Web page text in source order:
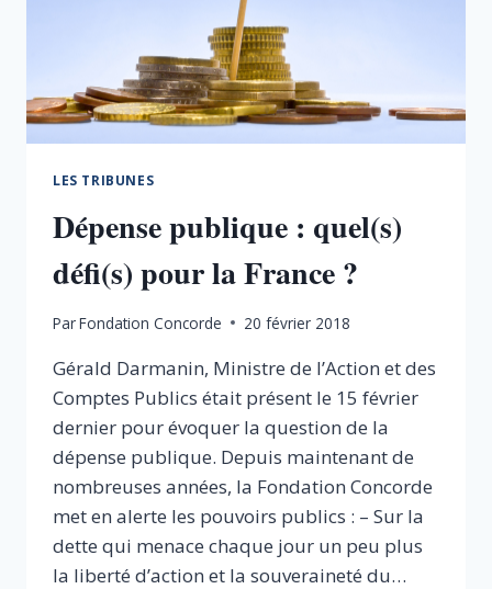
PACTE.
LES TRIBUNES
Dépense publique : quel(s)
défi(s) pour la France ?
ParFondation Concorde 20 février 2018
Gérald Darmanin, Ministre de l’Action et des
Comptes Publics était présent le 15 février
dernier pour évoquer la question de la
dépense publique. Depuis maintenant de
nombreuses années, la Fondation Concorde
met en alerte les pouvoirs publics : – Sur la
dette qui menace chaque jour un peu plus
la liberté d’action et la souveraineté du…